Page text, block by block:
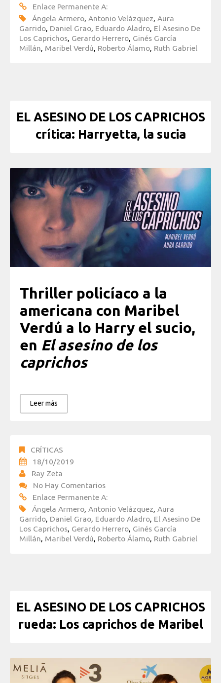
Enlace Permanente A:
Ángela Armero, Antonio Velázquez, Aura
Garrido, Daniel Grao, Eduardo Aladro, El Asesino De
Los Caprichos, Gerardo Herrero, Ginés García
Millán, Maribel Verdú, Roberto Álamo, Ruth Gabriel
EL ASESINO DE LOS CAPRICHOS
crítica: Harryetta, la sucia
Thriller policíaco a la
americana con Maribel
Verdú a lo Harry el sucio,
en El asesino de los
caprichos
Leer más
CRÍTICAS
18/10/2019
Ray Zeta
No Hay Comentarios
Enlace Permanente A:
Ángela Armero, Antonio Velázquez, Aura
Garrido, Daniel Grao, Eduardo Aladro, El Asesino De
Los Caprichos, Gerardo Herrero, Ginés García
Millán, Maribel Verdú, Roberto Álamo, Ruth Gabriel
EL ASESINO DE LOS CAPRICHOS
rueda: Los caprichos de Maribel